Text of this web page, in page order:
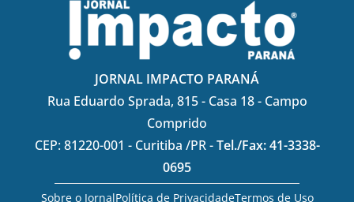
JORNAL IMPACTO PARANÁ
Rua Eduardo Sprada, 815 - Casa 18 - Campo
Comprido
CEP: 81220-001 - Curitiba /PR -Tel./Fax: 41-3338-
0695
Sobre o JornalPolítica de PrivacidadeTermos de Uso